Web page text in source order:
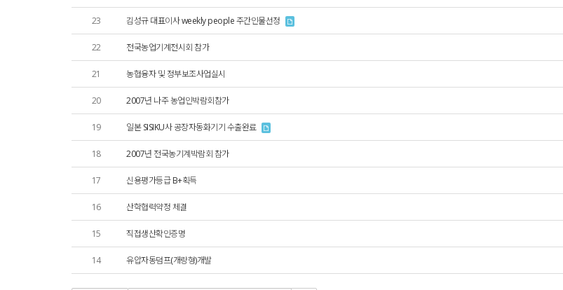
23 김성규 대표이사 weekly people 주간인물선정
22 전국농업기계전시회 참가
21 농협융자 및 정부보조사업실시
20 2007년 나주 농업인박람회참가
19 일본 SISIKU사 공장자동화기기 수출완료
18 2007년 전국농기계박람회 참가
17 신용평가등급 B+획득
16 산학협력약정 체결
15 직접생산확인증명
14 유압자동덤프(개량형)개발